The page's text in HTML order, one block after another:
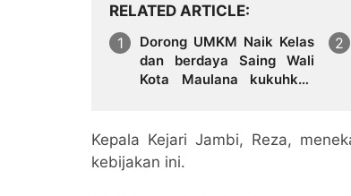
RELATED ARTICLE
Dorong UMKM Naik Kelas
dan berdaya Saing Wali
Kota Maulana kukuhkan
Kepala Kejari Jambi, Reza,
kebijakan ini.